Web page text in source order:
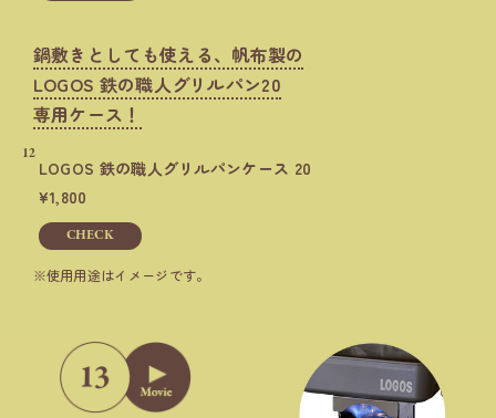
鍋敷きとしても使える、帆布製の
LOGOS 鉄の職人グリルパン20
専用ケース！
12
LOGOS 鉄の職人グリルパンケース 20
1,800
CHECK
使用用途はイメージです。